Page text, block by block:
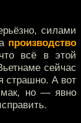
силами
производство
всё в этой
сейчас
страшно. А вот
но — явно